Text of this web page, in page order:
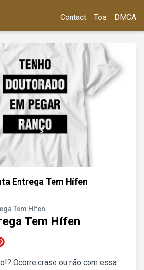
Contact Tos DMCA
Entrega Tem Hífen
Tem Hífen
Tem Hífen
Ocorre crase ou não com essa